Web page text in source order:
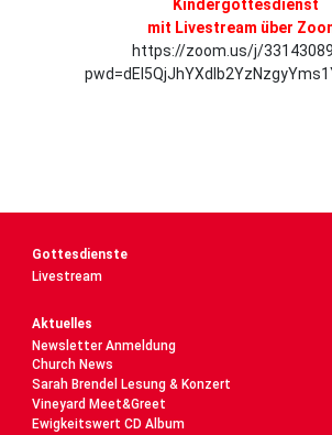
Kindergottesdienst
mit Livestream über
https://zoom.us/j/
Gottesdienste
Livestream
Aktuelles
Newsletter Anmeldung
Church News
Sarah Brendel Lesung & Konzert
Vineyard Meet&Greet
Ewigkeitswert CD Album